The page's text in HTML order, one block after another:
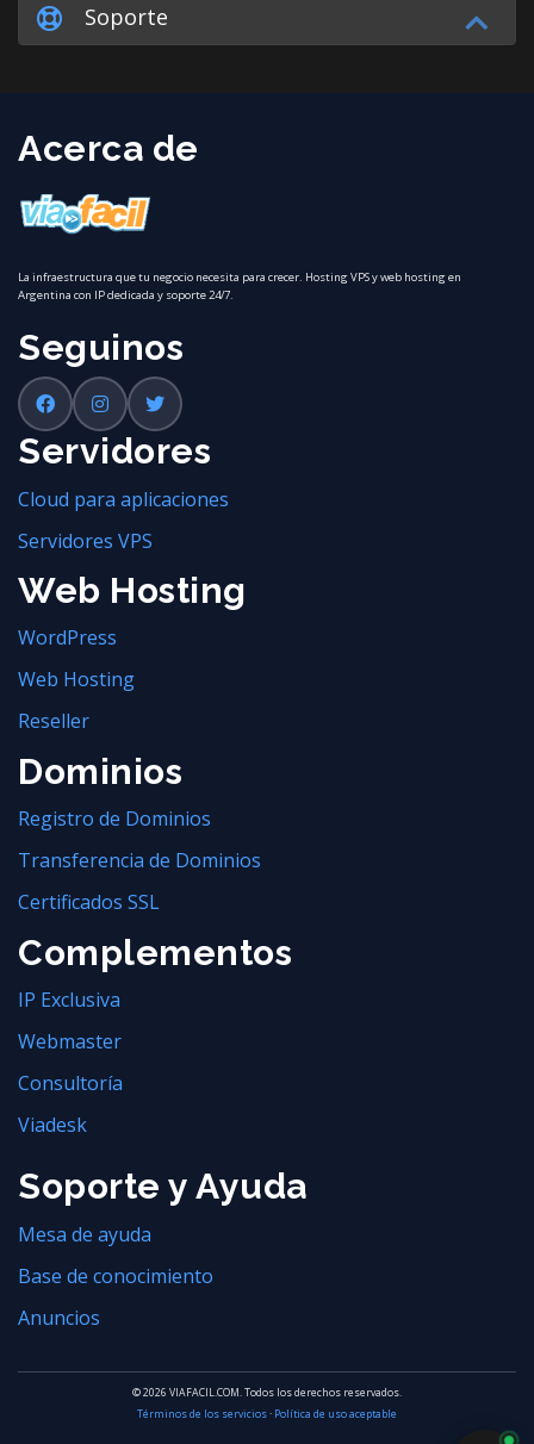
Soporte
Acerca de
La infraestructura que tu negocio necesita para crecer. Hosting VPS y web hosting en
Argentina con IP dedicada y soporte 24/7.
Seguinos
Servidores
Cloud para aplicaciones
Servidores VPS
Web Hosting
WordPress
Web Hosting
Reseller
Dominios
Registro de Dominios
Transferencia de Dominios
Certificados SSL
Complementos
IP Exclusiva
Webmaster
Consultoría
Viadesk
Soporte y Ayuda
Mesa de ayuda
Base de conocimiento
Anuncios
© 2026 VIAFACIL.COM. Todos los derechos reservados.
Términos de los servicios· Política de uso aceptable